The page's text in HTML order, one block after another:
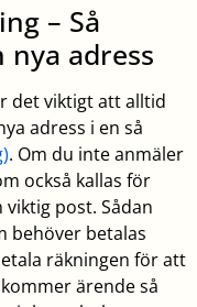
– Så
adress
det viktigt att alltid
adress i en så
. Om du inte anmäler
också kallas för
post. Sådan
behöver betalas
räkningen för att
ärende så